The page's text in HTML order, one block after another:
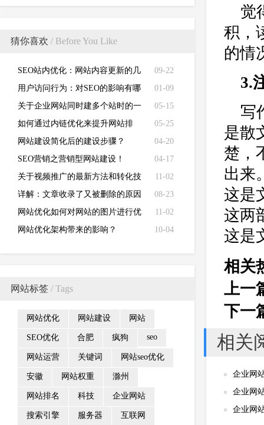
猜你喜欢 / Before You Like
09-22
SEO站内优化：网站内容更新的几
个技巧
01-09
用户访问行为：对SEO的影响有哪
些？
05-15
关于企业网站同时建多个站时的一
些看法？
05-25
如何通过内链优化来提升网站排
名？
04-20
网站建设简化后的建设步骤？
04-17
SEO营销之营销型网站建设！
11-02
关于视频推广的最新方法和转化技
巧
08-23
详解：文章收录了又被删除的原因
有哪些
11-02
网站优化如何对网站的图片进行优
化
10-04
网站优化架构带来的影响？
网站标签 / Tags
网站优化 网站建设 网站
SEO优化 合肥 疯狗 seo
网站运营 关键词 网站seo优化
安徽 网站权重 滁州
网站排名 科技 企业网站
搜索引擎 服务器 互联网
觉
积，
的情
3.
写
是散
楚，
出来
这是
这两
这是
相关
上一
下一
相关
企业网
企业网
企业网